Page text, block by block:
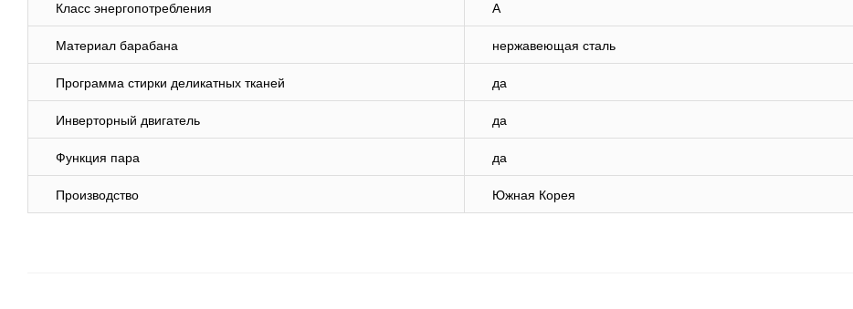
Класс энергопотребления A
Материал барабана нержавеющая сталь
Программа стирки деликатных тканей да
Инверторный двигатель да
Функция пара да
Производство Южная Корея